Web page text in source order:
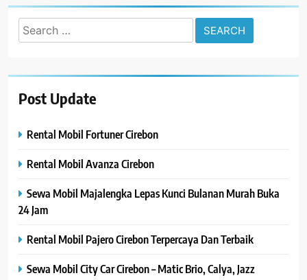
Search
for:
Post Update
Rental Mobil Fortuner Cirebon
Rental Mobil Avanza Cirebon
Sewa Mobil Majalengka Lepas Kunci Bulanan Murah Buka
24 Jam
Rental Mobil Pajero Cirebon Terpercaya Dan Terbaik
Sewa Mobil City Car Cirebon – Matic Brio, Calya, Jazz